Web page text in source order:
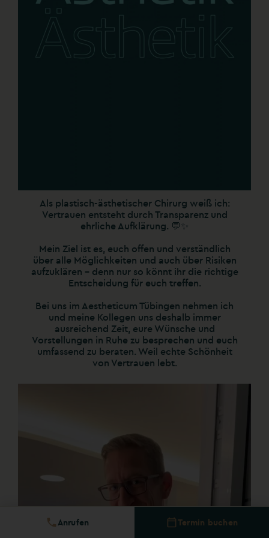
Als plastisch-ästhetischer Chirurg weiß ich:
Vertrauen entsteht durch Transparenz und
ehrliche Aufklärung. 💬✨
Mein Ziel ist es, euch offen und verständlich
über alle Möglichkeiten und auch über Risiken
aufzuklären – denn nur so könnt ihr die richtige
Entscheidung für euch treffen.
Bei uns im Aestheticum Tübingen nehmen ich
und meine Kollegen uns deshalb immer
ausreichend Zeit, eure Wünsche und
Vorstellungen in Ruhe zu besprechen und euch
umfassend zu beraten. Weil echte Schönheit
von Vertrauen lebt.
Ihr habt Fragen rund um ästhetische Eingriffe
#PlastischeChirurgie #Transparenz
Anrufen Termin buchen